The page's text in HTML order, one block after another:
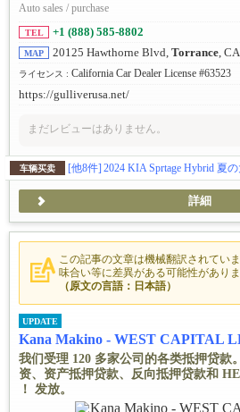
Auto sales / purchase
TEL +1 (888) 585-8802
MAP 20125 Hawthorne Blvd, Torrance,
ライセンス : California Car Dealer License #63523
https://gulliverusa.net/
まだレビューはありません。
车辆买卖 [他8件] 2024 KIA Sprtage Hybrid 夏
詳細
この記事の文章は機械翻訳されてい
味合い等に差異がある可能性があり
（原文の言語：日本語）
UPDATE
Kana Makino - WEST CAPITAL
我们受理 120 多家公司的各类抵押贷款
资、资产抵押贷款、反向抵押贷款和
！ 发放。